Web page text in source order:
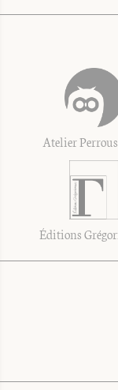
Atelier
Éditions